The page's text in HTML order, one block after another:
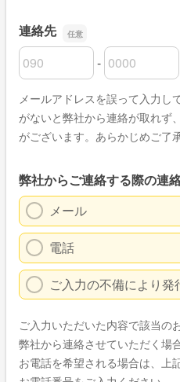
連絡先
連絡先の市外局番
-
連絡先の市内局番
連絡先の加入者番号
メールアドレスを誤って入力し
がないと弊社から連絡が取れず
がございます。あらかじめご了
弊社からご連絡する際の連
メール
電話
ご入力の不備により
ご入力いただいた内容で該当の
弊社から連絡させていただく場
お電話を希望される場合は、上